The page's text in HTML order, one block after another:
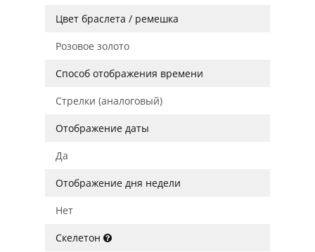
Цвет браслета / ремешка
Розовое золото
Способ отображения времени
Стрелки (аналоговый)
Отображение даты
Да
Отображение дня недели
Нет
Скелетон